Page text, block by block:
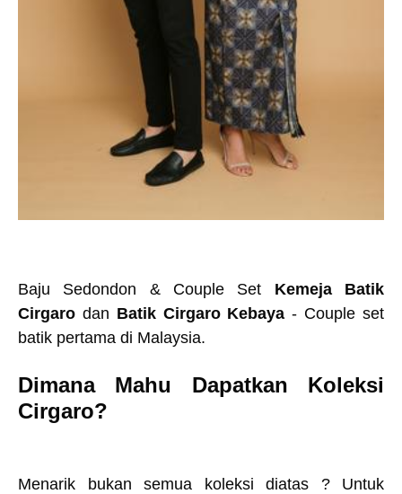
Baju Sedondon & Couple Set Kemeja Batik
Cirgaro dan Batik Cirgaro Kebaya - Couple set
batik pertama di Malaysia.
Dimana Mahu Dapatkan Koleksi
Cirgaro?
Menarik bukan semua koleksi diatas ? Untuk